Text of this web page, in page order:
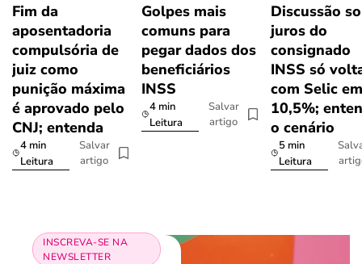
Fim da
aposentadoria
compulsória de
juiz como
punição máxima
é aprovado pelo
CNJ; entenda
4 min
Leitura
Salvar
artigo
Golpes mais
comuns para
pegar dados dos
beneficiários
INSS
4 min
Leitura
Salvar
artigo
Discussão
juros do
consignado
INSS só
com Selic em
10,5%;
o cenário
5 min
Leitura
INSCREVA-SE NA
NEWSLETTER